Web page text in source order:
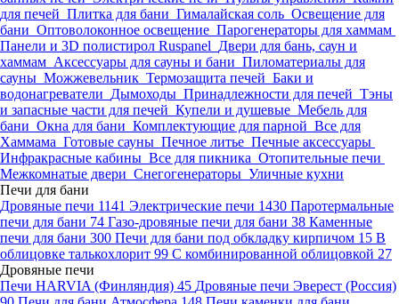
для печей Плитка для бани Гималайская соль Освещение для
бани Оптоволоконное освещение Парогенераторы для хаммам
Панели и 3D полистирол Ruspanel Двери для бань, саун и
хаммам Аксессуары для сауны и бани Пиломатериалы для
сауны Можжевельник Термозащита печей Баки и
водонагреватели Дымоходы Принадлежности для печей Тэны
и запасные части для печей Купели и душевые Мебель для
бани Окна для бани Комплектующие для парной Все для
Хаммама Готовые сауны Печное литье Печные аксессуары
Инфракрасные кабины Все для пикника Отопительные печи
Межкомнатые двери Снегогенераторы Уличные кухни
Печи для бани
Дровяные печи 1141 Электрические печи 1430 Паротермальные
печи для бани 74 Газо-дровяные печи для бани 38 Каменные
печи для бани 300 Печи для бани под обкладку кирпичом 15 В
облицовке талькохлорит 99 С комбинированной облицовкой 27
Дровяные печи
Печи HARVIA (Финляндия) 45 Дровяные печи Эверест (Россия)